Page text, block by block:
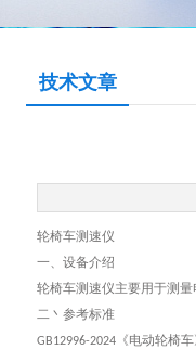
技术文章
轮椅车测速仪
一、设备介绍
轮椅车测速仪主要用于测
二丶参考标准
GB12996-2024 《电动轮椅车